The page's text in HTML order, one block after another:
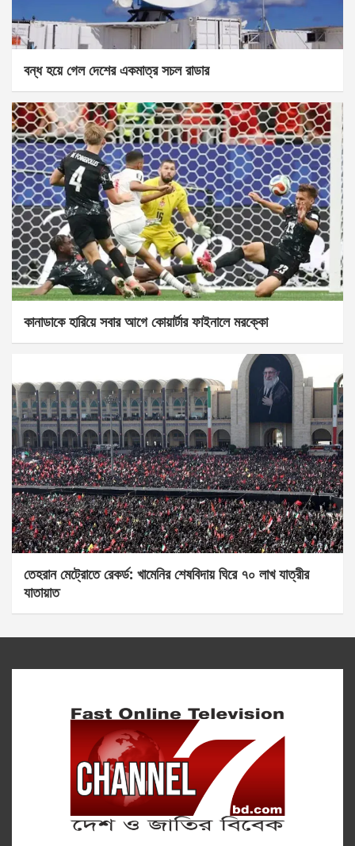
বন্ধ হয়ে গেল দেশের একমাত্র সচল রাডার
কানাডাকে হারিয়ে সবার আগে কোয়ার্টার ফাইনালে মরক্কো
তেহরান মেট্রোতে রেকর্ড: খামেনির শেষবিদায় ঘিরে ৭০ লাখ যাত্রীর
যাতায়াত